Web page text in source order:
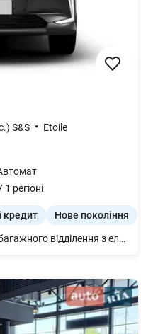
S&S • Etoile
1 регіоні
кредит Нове покоління
Пакет "Технологічний Плюс": Двері багажного відділення з електроприводом та сенсором відкривання під заднім бампером автомобіля Люк з електроприводом Преміум HiFi система FOCAL ELECTRA® (13 динаміків, сабвуфер) (видаляє запасне колесо) Дах чорного кольору (не сумісно з ЧОРНИМ кольором кузова